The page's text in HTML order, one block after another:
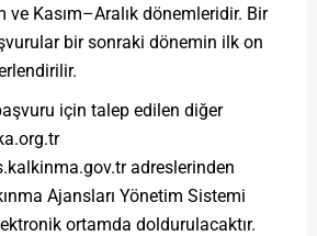
Kasım–Aralık dönemleridir. Bir
bir sonraki dönemin ilk on
için talep edilen diğer
adreslerinden
Ajansları Yönetim Sistemi
ortamda doldurulacaktır.